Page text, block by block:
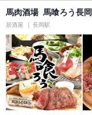
馬肉酒場 馬喰ろう長
居酒屋 長岡駅